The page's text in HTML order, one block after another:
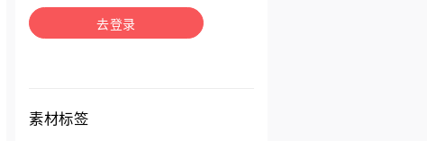
去登录
素材标签